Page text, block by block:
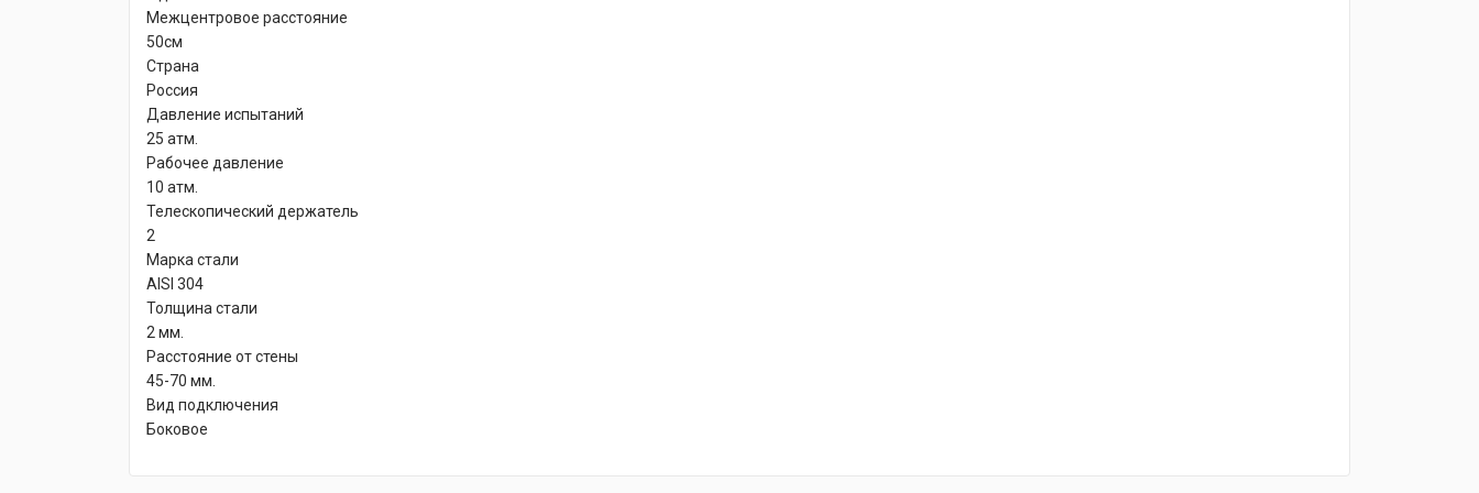
Межцентровое расстояние
50см
Страна
Россия
Давление испытаний
25 атм.
Рабочее давление
10 атм.
Телескопический держатель
2
Марка стали
AISI 304
Толщина стали
2 мм.
Расстояние от стены
45-70 мм.
Вид подключения
Боковое